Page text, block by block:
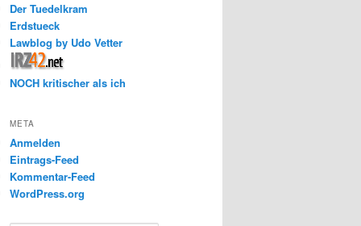
Der Tuedelkram
Erdstueck
Lawblog by Udo Vetter
NOCH kritischer als ich
META
Anmelden
Eintrags-Feed
Kommentar-Feed
WordPress.org